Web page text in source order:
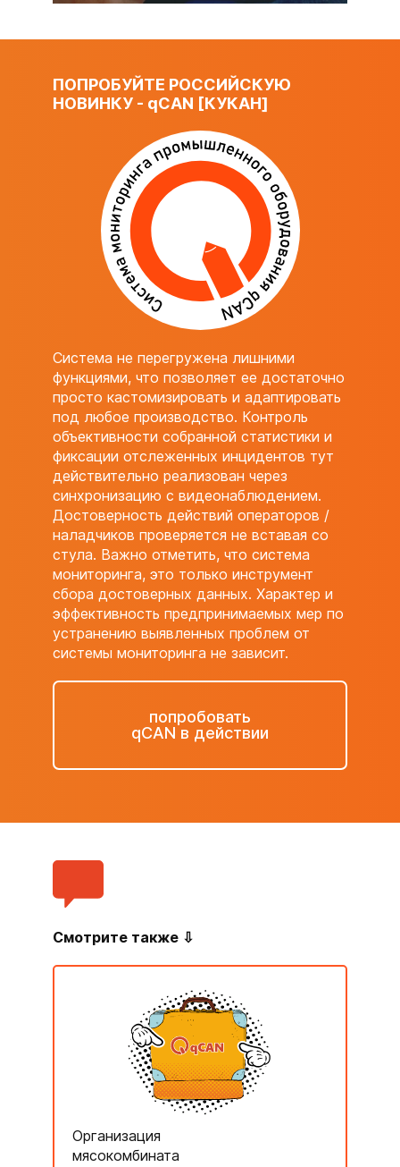
ПОПРОБУЙТЕ РОССИЙСКУЮ
НОВИНКУ - qCAN [КУКАН]
Система не перегружена лишними
функциями, что позволяет ее достаточно
просто кастомизировать и адаптировать
под любое производство. Контроль
объективности собранной статистики и
фиксации отслеженных инцидентов тут
действительно реализован через
синхронизацию с видеонаблюдением.
Достоверность действий операторов /
наладчиков проверяется не вставая со
стула. Важно отметить, что система
мониторинга, это только инструмент
сбора достоверных данных. Характер и
эффективность предпринимаемых мер по
устранению выявленных проблем от
системы мониторинга не зависит.
попробовать
qCAN в действии
Смотрите также ⇩
Организация
мясокомбината